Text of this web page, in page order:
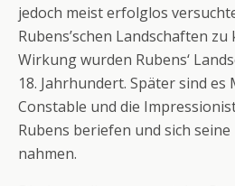
jedoch meist erfolglos
Rubens’schen Landschaften
Wirkung wurden Rubens‘
18. Jahrhundert. Später sind es
Constable und die
Rubens beriefen und sich
nahmen.